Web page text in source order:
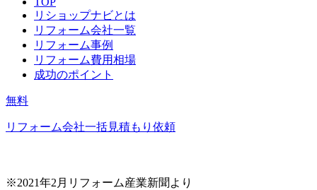
リショップナビとは
リフォーム会社一覧
リフォーム事例
リフォーム費用相場
成功のポイント
無料
リフォーム会社一括見積もり依頼
※2021年2月リフォーム産業新聞より